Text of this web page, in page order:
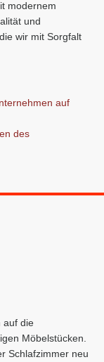
modernem
und
wir mit Sorgfalt
auf
des
auf die
Möbelstücken.
Schlafzimmer neu